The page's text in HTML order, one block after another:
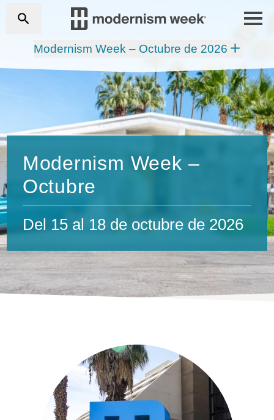
Modernism Week – Octubre de 2026
Modernism Week –
Octubre
Del 15 al 18 de octubre de 2026